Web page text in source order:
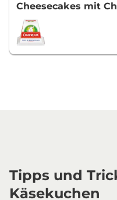
Cheesecakes mit
Tipps und
Käsekuchen